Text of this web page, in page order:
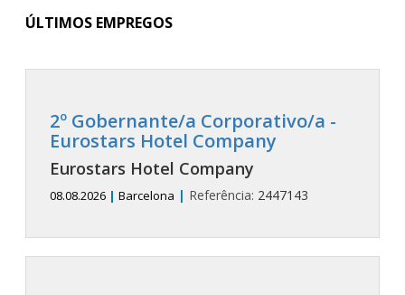
ÚLTIMOS EMPREGOS
2º Gobernante/a Corporativo/a -
Eurostars Hotel Company
Eurostars Hotel Company
08.08.2026 | Barcelona | Referência: 2447143